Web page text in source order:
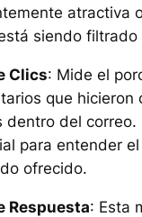
atractiva
siendo filtrado
Clics: Mide el
que hicieron
dentro del correo.
para entender
ofrecido.
Respuesta: Esta